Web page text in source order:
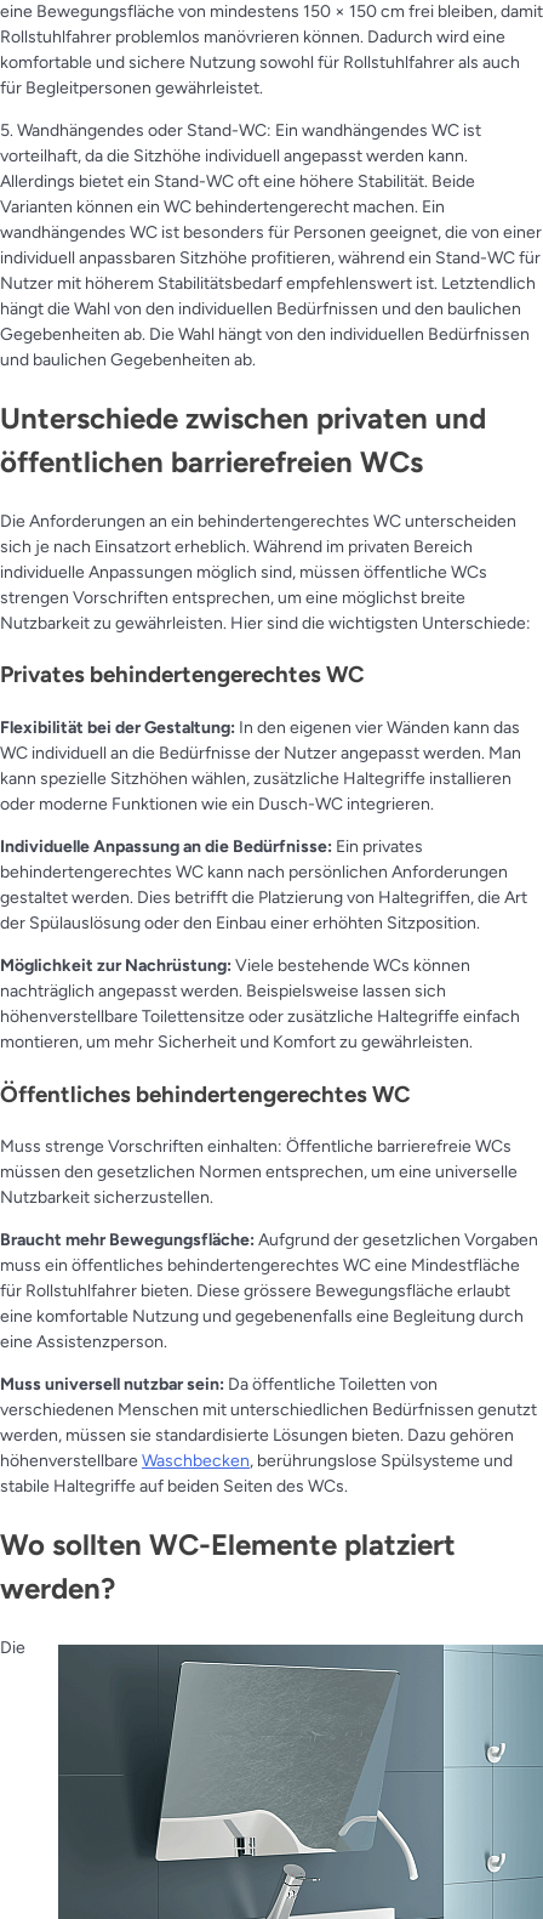
eine Bewegungsfläche von mindestens 150 × 150 cm frei bleiben, damit
Rollstuhlfahrer problemlos manövrieren können. Dadurch wird eine
komfortable und sichere Nutzung sowohl für Rollstuhlfahrer als auch
für Begleitpersonen gewährleistet.
5. Wandhängendes oder Stand-WC: Ein wandhängendes WC ist
vorteilhaft, da die Sitzhöhe individuell angepasst werden kann.
Allerdings bietet ein Stand-WC oft eine höhere Stabilität. Beide
Varianten können ein WC behindertengerecht machen. Ein
wandhängendes WC ist besonders für Personen geeignet, die von einer
individuell anpassbaren Sitzhöhe profitieren, während ein Stand-WC für
Nutzer mit höherem Stabilitätsbedarf empfehlenswert ist. Letztendlich
hängt die Wahl von den individuellen Bedürfnissen und den baulichen
Gegebenheiten ab. Die Wahl hängt von den individuellen Bedürfnissen
und baulichen Gegebenheiten ab.
Unterschiede zwischen privaten und
öffentlichen barrierefreien WCs
Die Anforderungen an ein behindertengerechtes WC unterscheiden
sich je nach Einsatzort erheblich. Während im privaten Bereich
individuelle Anpassungen möglich sind, müssen öffentliche WCs
strengen Vorschriften entsprechen, um eine möglichst breite
Nutzbarkeit zu gewährleisten. Hier sind die wichtigsten Unterschiede:
Privates behindertengerechtes WC
Flexibilität bei der Gestaltung: In den eigenen vier Wänden kann das
WC individuell an die Bedürfnisse der Nutzer angepasst werden. Man
kann spezielle Sitzhöhen wählen, zusätzliche Haltegriffe installieren
oder moderne Funktionen wie ein Dusch-WC integrieren.
Individuelle Anpassung an die Bedürfnisse: Ein privates
behindertengerechtes WC kann nach persönlichen Anforderungen
gestaltet werden. Dies betrifft die Platzierung von Haltegriffen, die Art
der Spülauslösung oder den Einbau einer erhöhten Sitzposition.
Möglichkeit zur Nachrüstung: Viele bestehende WCs können
nachträglich angepasst werden. Beispielsweise lassen sich
höhenverstellbare Toilettensitze oder zusätzliche Haltegriffe einfach
montieren, um mehr Sicherheit und Komfort zu gewährleisten.
Öffentliches behindertengerechtes WC
Muss strenge Vorschriften einhalten: Öffentliche barrierefreie WCs
müssen den gesetzlichen Normen entsprechen, um eine universelle
Nutzbarkeit sicherzustellen.
Braucht mehr Bewegungsfläche: Aufgrund der gesetzlichen Vorgaben
muss ein öffentliches behindertengerechtes WC eine Mindestfläche
für Rollstuhlfahrer bieten. Diese grössere Bewegungsfläche erlaubt
eine komfortable Nutzung und gegebenenfalls eine Begleitung durch
eine Assistenzperson.
Muss universell nutzbar sein: Da öffentliche Toiletten von
verschiedenen Menschen mit unterschiedlichen Bedürfnissen genutzt
werden, müssen sie standardisierte Lösungen bieten. Dazu gehören
höhenverstellbareWaschbecken, berührungslose Spülsysteme und
stabile Haltegriffe auf beiden Seiten des WCs.
Wo sollten WC-Elemente platziert
werden?
Die